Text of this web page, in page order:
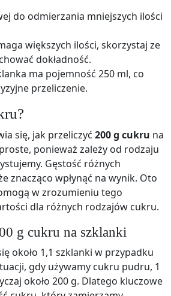
do odmierzania mniejszych ilości
większych ilości, skorzystaj ze
dokładność.
ma pojemność 250 ml, co
przeliczenie.
się, jak przeliczyć 200 g cukru na
ponieważ zależy od rodzaju
Gęstość różnych
znacząco wpłynąć na wynik. Oto
w zrozumieniu tego
dla różnych rodzajów cukru.
g cukru na szklanki
około 1,1 szklanki w przypadku
gdy używamy cukru pudru, 1
około 200 g. Dlatego kluczowe